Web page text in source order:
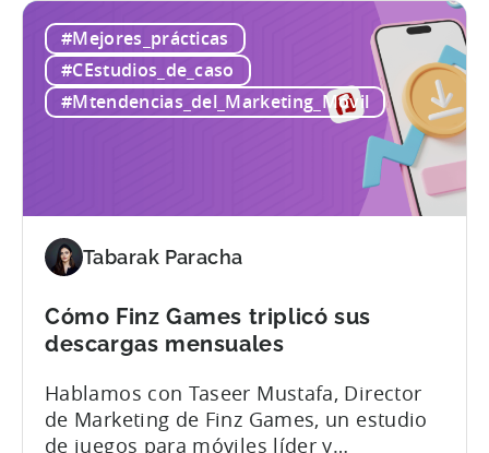
proporcionada y los resultados
obtenidos. Explicaremos cómo la
incorporación de las Campañas LiveOps
de Tenjin permitió a estas empresas:
¿Qué son las campañas LiveOps? Las
LiveOps:
Cómo
impulsar
el
con
procesable
sobre
atribución
#Mejores_prácticas
#CEstudios_de_caso
#Mtendencias_del_Marketing_Móvil
Tabarak Paracha
Cómo Finz Games triplicó sus
descargas mensuales
Hablamos con Taseer Mustafa, Director
de Marketing de Finz Games, un estudio
de juegos para móviles líder y